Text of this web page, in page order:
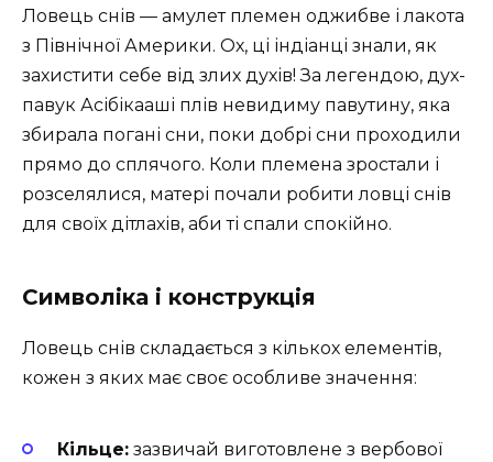
Ловець снів — амулет племен оджибве і лакота
з Північної Америки. Ох, ці індіанці знали, як
захистити себе від злих духів! За легендою, дух-
павук Асібікааші плів невидиму павутину, яка
збирала погані сни, поки добрі сни проходили
прямо до сплячого. Коли племена зростали і
розселялися, матері почали робити ловці снів
для своїх дітлахів, аби ті спали спокійно.
Символіка і конструкція
Ловець снів складається з кількох елементів,
кожен з яких має своє особливе значення:
Кільце: зазвичай виготовлене з вербової